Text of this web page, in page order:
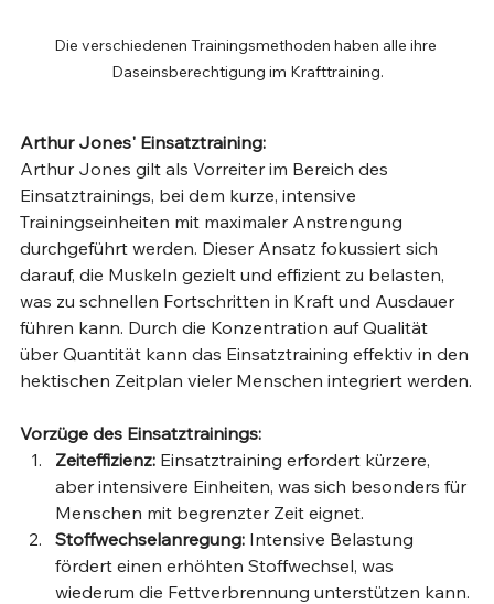
Die verschiedenen Trainingsmethoden haben alle ihre
Daseinsberechtigung im Krafttraining.
Arthur Jones' Einsatztraining:
Arthur Jones gilt als Vorreiter im Bereich des
Einsatztrainings, bei dem kurze, intensive
Trainingseinheiten mit maximaler Anstrengung
durchgeführt werden. Dieser Ansatz fokussiert sich
darauf, die Muskeln gezielt und effizient zu belasten,
was zu schnellen Fortschritten in Kraft und Ausdauer
führen kann. Durch die Konzentration auf Qualität
über Quantität kann das Einsatztraining effektiv in den
hektischen Zeitplan vieler Menschen integriert werden.
Vorzüge des Einsatztrainings:
Zeiteffizienz: Einsatztraining erfordert kürzere,
aber intensivere Einheiten, was sich besonders für
Menschen mit begrenzter Zeit eignet.
Stoffwechselanregung: Intensive Belastung
fördert einen erhöhten Stoffwechsel, was
wiederum die Fettverbrennung unterstützen kann.